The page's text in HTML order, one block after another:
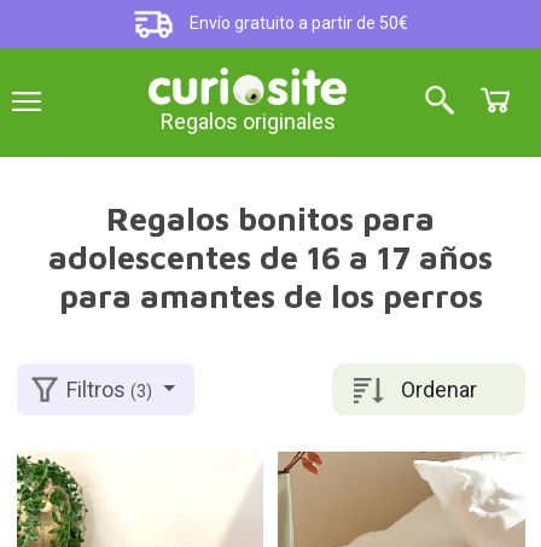
Envío gratuito a partir de 50€
Regalos originales
Regalos bonitos para
adolescentes de 16 a 17 años
para amantes de los perros
Ordenar
Filtros(3)